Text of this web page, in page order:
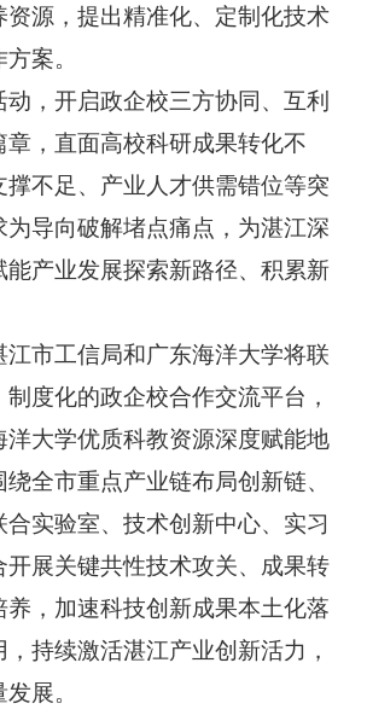
资源，提出精准化、定制化技术
案。
开启政企校三方协同、互利
章，直面高校科研成果转化不
撑不足、产业人才供需错位等突
为导向破解堵点痛点，为湛江深
能产业发展探索新路径、积累新
市工信局和广东海洋大学将联
度化的政企校合作交流平台，
洋大学优质科教资源深度赋能地
全市重点产业链布局创新链、
合实验室、技术创新中心、实习
开展关键共性技术攻关、成果转
养，加速科技创新成果本土化落
持续激活湛江产业创新活力，
展。